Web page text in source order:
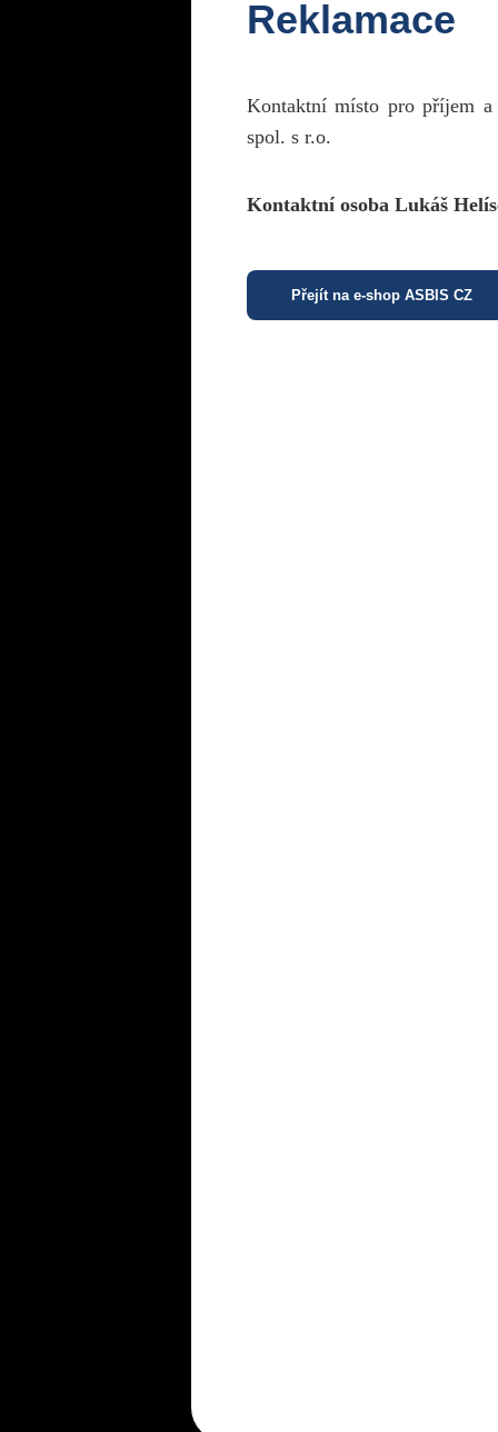
Reklamace
Kontaktní místo pro příjem
spol. s r.o.
Kontaktní osoba Lukáš
Přejít na e-shop ASBIS CZ